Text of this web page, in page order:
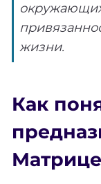
жизни.
Как